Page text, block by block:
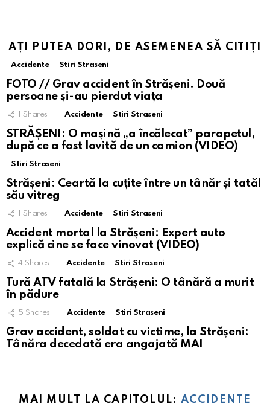
AȚI PUTEA DORI, DE ASEMENEA SĂ CITIȚI
Accidente Stiri Straseni
FOTO // Grav accident în Strășeni. Două
persoane și-au pierdut viața
1 Shares Accidente Stiri Straseni
STRĂȘENI: O mașină „a încălecat” parapetul,
după ce a fost lovită de un camion (VIDEO)
Stiri Straseni
Strășeni: Ceartă la cuțite între un tânăr și tatăl
său vitreg
1 Shares Accidente Stiri Straseni
Accident mortal la Strășeni: Expert auto
explică cine se face vinovat (VIDEO)
4 Shares Accidente Stiri Straseni
Tură ATV fatală la Strășeni: O tânără a murit
în pădure
5 Shares Accidente Stiri Straseni
Grav accident, soldat cu victime, la Strășeni:
Tânăra decedată era angajată MAI
MAI MULT LA CAPITOLUL: ACCIDENTE